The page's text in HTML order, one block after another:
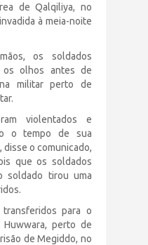
de Qalqiliya, no
à meia-noite
os soldados
os olhos antes de
militar perto de
violentados e
o tempo de sua
o comunicado,
que os soldados
soldado tirou uma
para o
perto de
de Megiddo, no